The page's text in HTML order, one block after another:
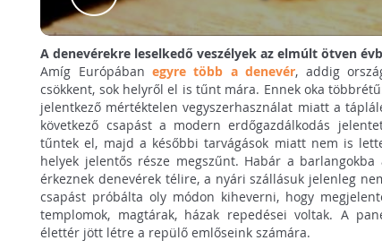
A denevérekre leselkedő veszélyek az elmúlt ötven
Amíg Európában egyre több a denevér, addig
csökkent, sok helyről el is tűnt mára. Ennek oka
jelentkező mértéktelen vegyszerhasználat miatt a
következő csapást a modern erdőgazdálkodás
tűntek el, majd a későbbi tarvágások miatt nem is
helyek jelentős része megszűnt. Habár a
érkeznek denevérek télire, a nyári szállásuk jelenleg
csapást próbálta oly módon kiheverni, hogy
templomok, magtárak, házak repedései voltak. A
élettér jött létre a repülő emlőseink számára.